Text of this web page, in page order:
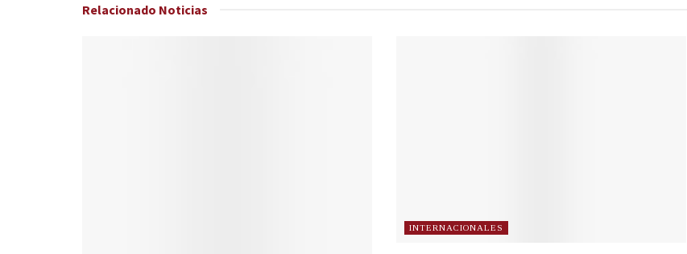
Relacionado Noticias
INTERNACIONALES